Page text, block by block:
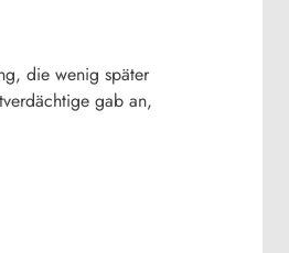
die wenig später
gab an,